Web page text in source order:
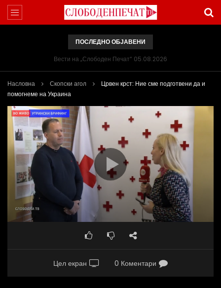
ПОСЛЕДНО ОБЈАВЕНИ
Вести на „Слободен Печат“ 05.08.2026
Насловна Скопски агол
Црвен крст: Ние сме подготвени да и
помогнеме на Украина
Цел екран 0 Коментари